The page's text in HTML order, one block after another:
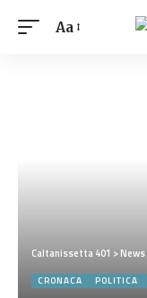
Aa
Caltanissetta 401 >News
CRONACA POLITICA